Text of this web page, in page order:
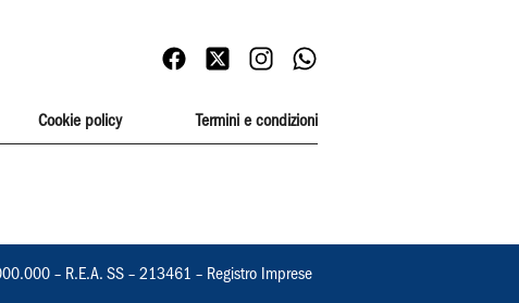
Cookie policy Termini e condizioni
– R.E.A. SS – 213461 – Registro Imprese